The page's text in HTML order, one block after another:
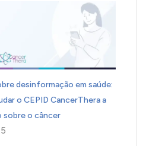
desinformação em saúde:
o CEPID CancerThera a
sobre o câncer